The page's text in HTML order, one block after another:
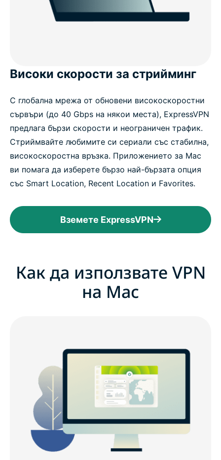
Високи скорости за стрийминг
С глобална мрежа от обновени високоскоростни
сървъри (до 40 Gbps на някои места), ExpressVPN
предлага бързи скорости и неограничен трафик.
Стриймвайте любимите си сериали със стабилна,
високоскоростна връзка. Приложението за Mac
ви помага да изберете бързо най-бързата опция
със Smart Location, Recent Location и Favorites.
Вземете ExpressVPN
Как да използвате VPN
на Mac